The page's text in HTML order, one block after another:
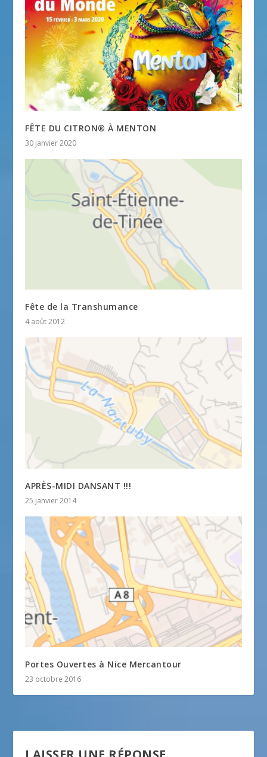
FÊTE DU CITRON® À MENTON
30 janvier 2020
Fête de la Transhumance
4 août 2012
APRÈS-MIDI DANSANT !!!
25 janvier 2014
Portes Ouvertes à Nice Mercantour
23 octobre 2016